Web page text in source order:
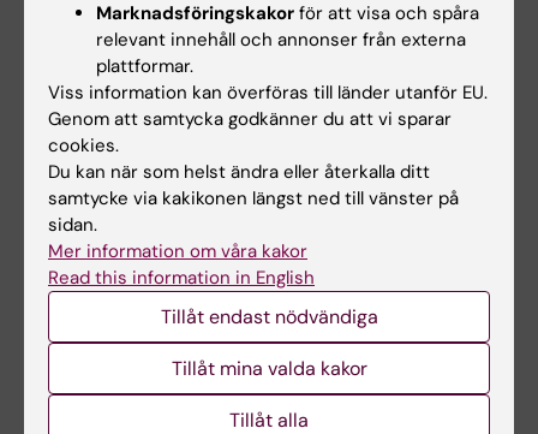
Mattias Svensson
Senior Forskare
E-post:
mattias.svensson@ki.se
Organisatorisk tillhörighet:
Institutionen för medicin, Huddinge
Mattias Svensson - 3 snabba frågor
Margaret Sällberg Chen
Marknadsföringskakor för att visa och spåra
relevant innehåll och annonser från externa
plattformar.
Viss information kan överföras till länder utanför EU.
Genom att samtycka godkänner du att vi sparar
cookies.
Du kan när som helst ändra eller återkalla ditt
samtycke via kakikonen längst ned till vänster på
sidan.
Mer information om våra kakor
Read this information in English
Tillåt endast nödvändiga
Tillåt mina valda kakor
Tillåt alla